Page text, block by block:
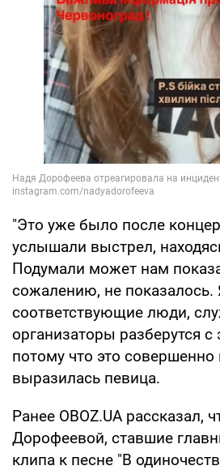
"Это уже было после
услышали выстрел,
Подумали может нам
сожалению, не показалось.
соответствующие люди,
организаторы разберутся
потому что это
выразилась певица.
Ранее OBOZ.UA рассказал,
Дорофеевой, ставшие
клипа к песне "В